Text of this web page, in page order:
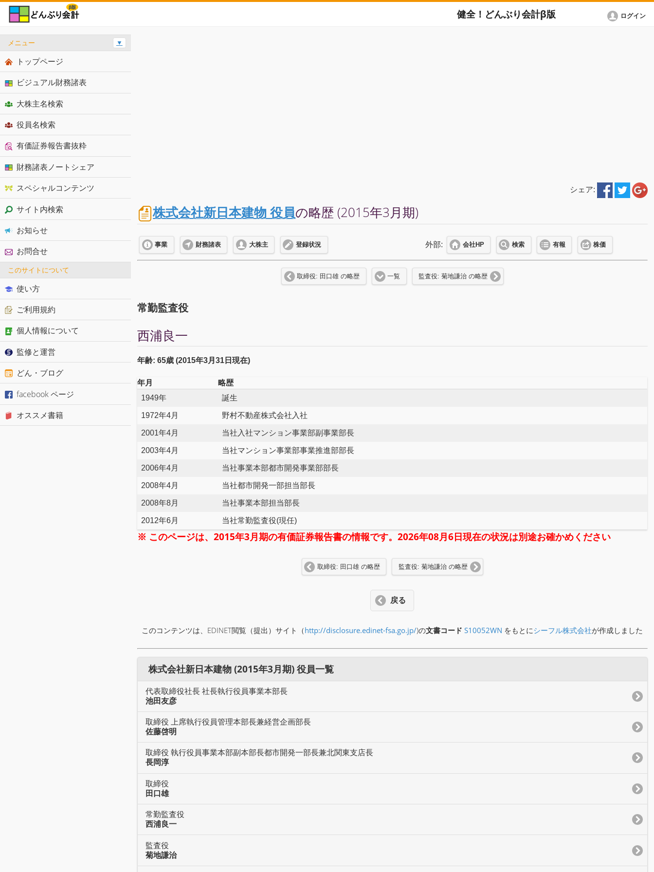
健全！どんぶり会計β版 ログイン
シェア:
株式会社新日本建物 役員の略歴 (2015年3月期)
事業 財務諸表 大株主 登録状況 外部: 会社HP 検索 有報 株価
取締役: 田口雄 の略歴 一覧 監査役: 菊地謙治 の略歴
常勤監査役
西浦良一
年齢: 65歳 (2015年3月31日現在)
年月
略歴
1949年
誕生
1972年4月 野村不動産株式会社入社
2001年4月 当社入社マンション事業部副事業部長
2003年4月 当社マンション事業部事業推進部部長
2006年4月 当社事業本部都市開発事業部部長
2008年4月 当社都市開発一部担当部長
2008年8月 当社事業本部担当部長
2012年6月 当社常勤監査役(現任)
※ このページは、2015年3月期の有価証券報告書の情報です。2026年08月6日現在の状況は別途お確かめください
取締役: 田口雄 の略歴 監査役: 菊地謙治 の略歴
戻る
このコンテンツは、EDINET閲覧（提出）サイト（http://disclosure.edinet-fsa.go.jp/)の文書コードS10052WN をもとにシーフル株式会社が作成しました
株式会社新日本建物 (2015年3月期) 役員一覧
代表取締役社長 社長執行役員事業本部長
池田友彦
取締役 上席執行役員管理本部長兼経営企画部長
佐藤啓明
取締役 執行役員事業本部副本部長都市開発一部長兼北関東支店長
長岡淳
取締役
田口雄
常勤監査役
西浦良一
監査役
菊地謙治
メニュー ▼
トップページ
ビジュアル財務諸表
大株主名検索
役員名検索
有価証券報告書抜粋
財務諸表ノートシェア
スペシャルコンテンツ
サイト内検索
お知らせ
お問合せ
このサイトについて
使い方
ご利用規約
個人情報について
監修と運営
どん・ブログ
facebook ページ
オススメ書籍